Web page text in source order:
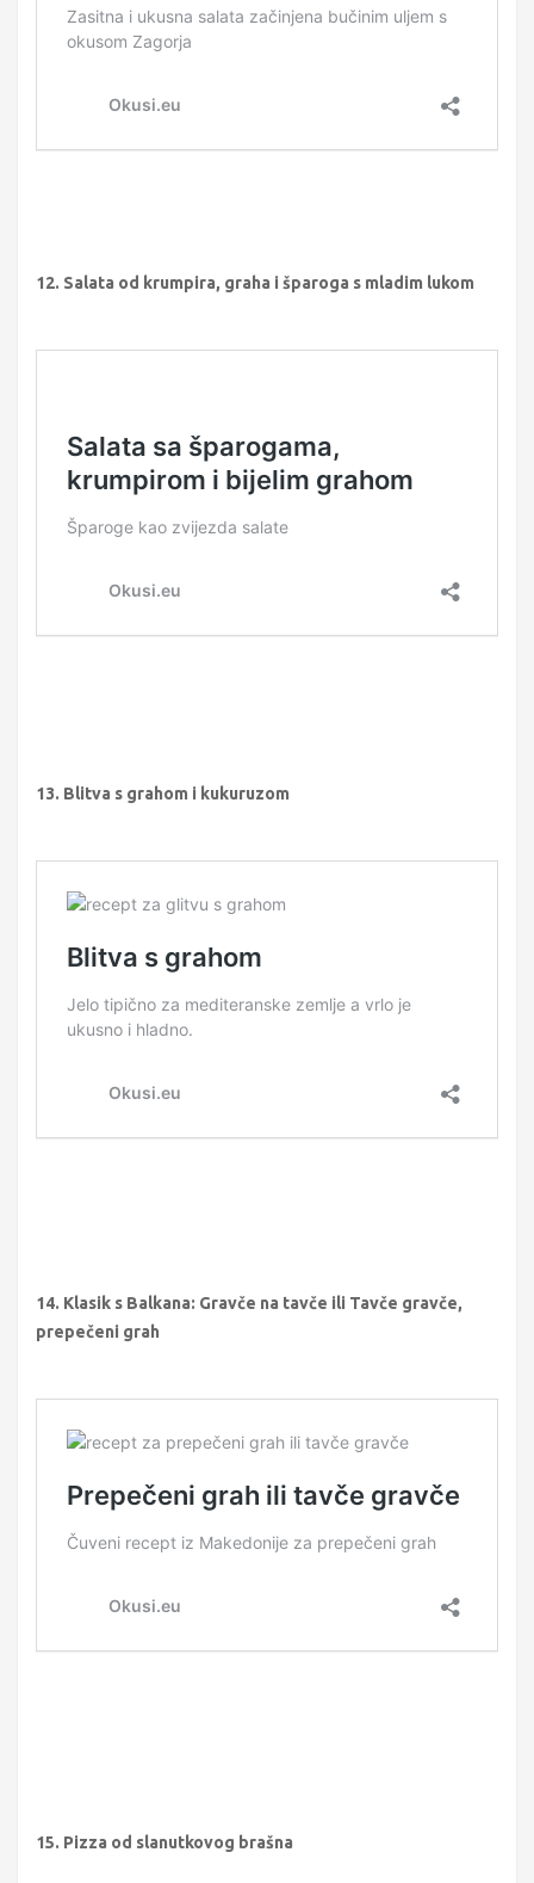
12. Salata od krumpira, graha i šparoga s mladim lukom
13. Blitva s grahom i kukuruzom
14. Klasik s Balkana: Gravče na tavče ili Tavče gravče,
prepečeni grah
15. Pizza od slanutkovog brašna